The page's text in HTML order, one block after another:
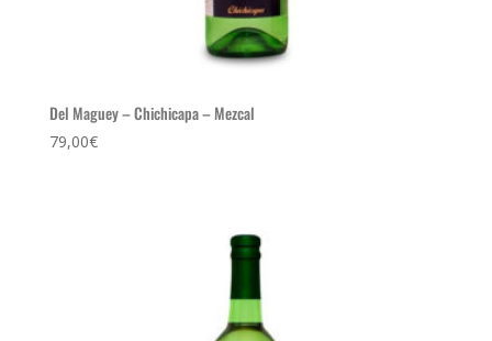
Del Maguey – Chichicapa – Mezcal
79,00€